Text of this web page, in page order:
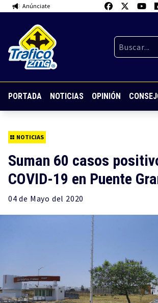
Anúnciate
PORTADA NOTICIAS OPINIÓN
NOTICIAS
Suman 60 casos
COVID-19 en Puente
04 de Mayo del 2020